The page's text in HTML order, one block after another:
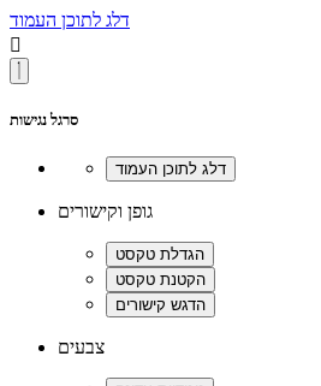
דלג לתוכן העמוד

סרגל נגישות
גופן וקישורים
צבעים